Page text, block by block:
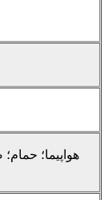
هواپیما؛